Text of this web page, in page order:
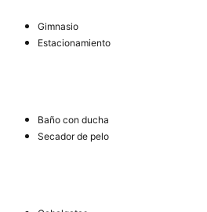
Gimnasio
Estacionamiento
Baño con ducha
Secador de pelo